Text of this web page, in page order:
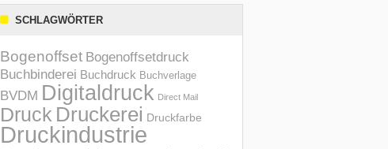
SCHLAGWÖRTER
Bogenoffset Bogenoffsetdruck
Buchbinderei Buchdruck Buchverlage
BVDM Digitaldruck Direct Mail
Druck Druckerei Druckfarbe
Druckindustrie